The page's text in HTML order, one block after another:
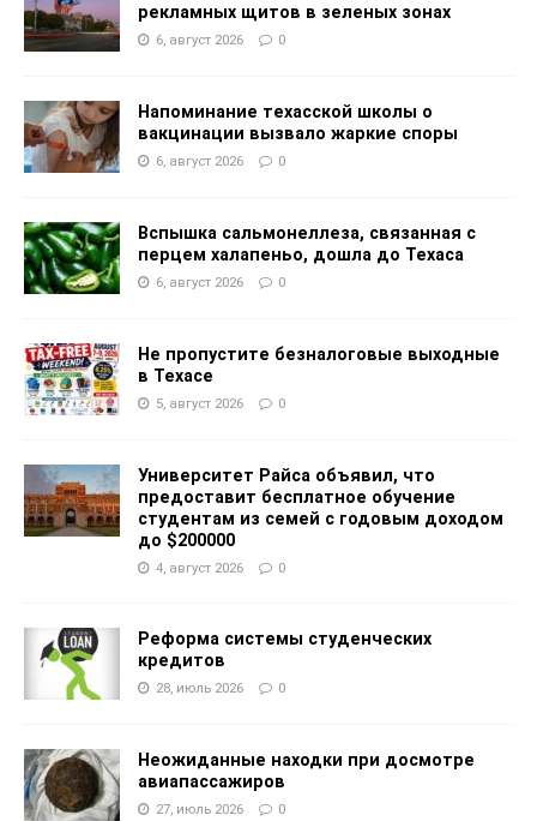
рекламных щитов в зеленых зонах
6, август 2026 0
Напоминание техасской школы о
вакцинации вызвало жаркие споры
6, август 2026 0
Вспышка сальмонеллеза, связанная с
перцем халапеньо, дошла до Техаса
6, август 2026 0
Не пропустите безналоговые выходные
в Техасе
5, август 2026 0
Университет Райса объявил, что
предоставит бесплатное обучение
студентам из семей с годовым доходом
до $200000
4, август 2026 0
Реформа системы студенческих
кредитов
28, июль 2026 0
Неожиданные находки при досмотре
авиапассажиров
27, июль 2026 0